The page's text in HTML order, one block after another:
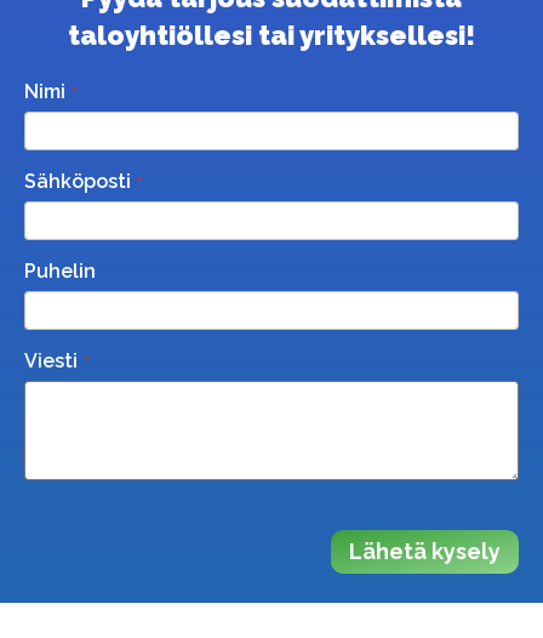
taloyhtiöllesi tai yrityksellesi!
Nimi
Sähköposti
Puhelin
Viesti
Lähetä kysely